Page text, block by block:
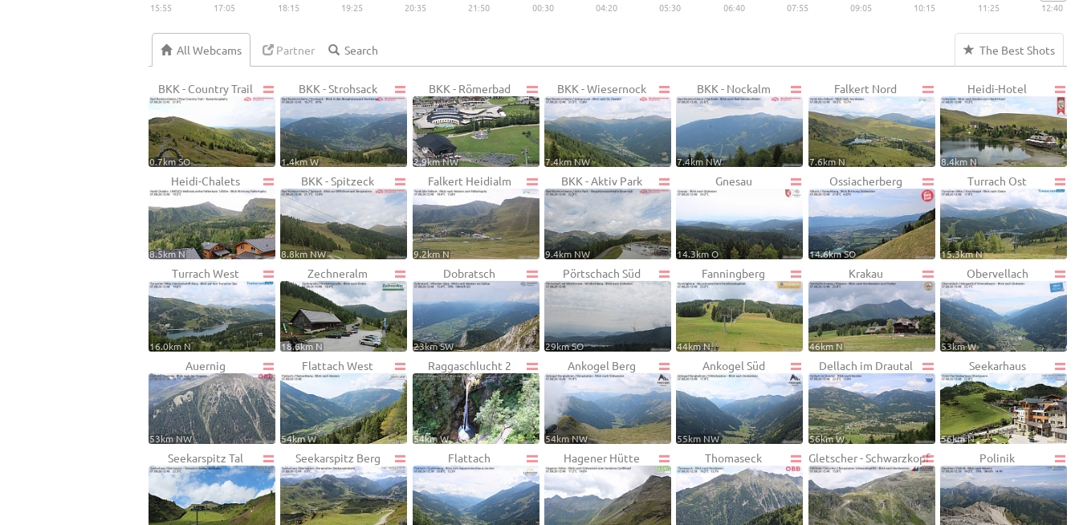
15:55 17:05 18:15 19:25 20:35 21:50 00:30 04:20 05:30 06:40 07:55 09:05 10:15 11:25 12:40
All Webcams The Best Shots
Partner
BKK - Country Trail
0.7km SO
BKK - Strohsack
1.4km W
BKK - Römerbad
2.9km NW
BKK - Wiesernock
7.4km NW
BKK - Nockalm
7.4km NW
Falkert Nord
7.6km N
Heidi-Hotel
8.4km N
Heidi-Chalets
8.5km N
BKK - Spitzeck
8.8km NW
Falkert Heidialm
9.2km N
BKK - Aktiv Park
9.4km NW
Gnesau
14.3km O
Ossiacherberg
14.6km SO
Turrach Ost
15.3km N
Turrach West
16.0km N
Zechneralm
18.6km N
Dobratsch
23km SW
Pörtschach Süd
29km SO
Fanningberg
44km N
Krakau
46km N
Obervellach
53km W
Auernig
53km NW
Flattach West
54km W
Raggaschlucht 2
54km W
Ankogel Berg
54km NW
Ankogel Süd
55km NW
Dellach im Drautal
56km W
Seekarhaus
56km N
Seekarspitz Tal Seekarspitz Berg Flattach Hagener Hütte Thomaseck Gletscher - Schwarzkopf Polinik